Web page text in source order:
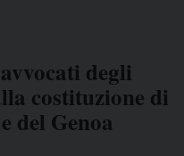
degli
costituzione di
del Genoa